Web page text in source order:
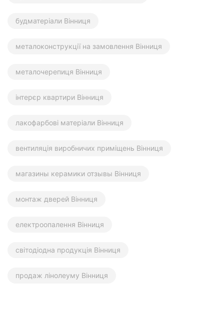
будматеріали Вінниця
металоконструкції на замовлення Вінниця
металочерепиця Вінниця
інтерєр квартири Вінниця
лакофарбові матеріали Вінниця
вентиляція виробничих приміщень Вінниця
магазины керамики отзывы Вінниця
монтаж дверей Вінниця
електроопалення Вінниця
світодіодна продукція Вінниця
продаж лінолеуму Вінниця